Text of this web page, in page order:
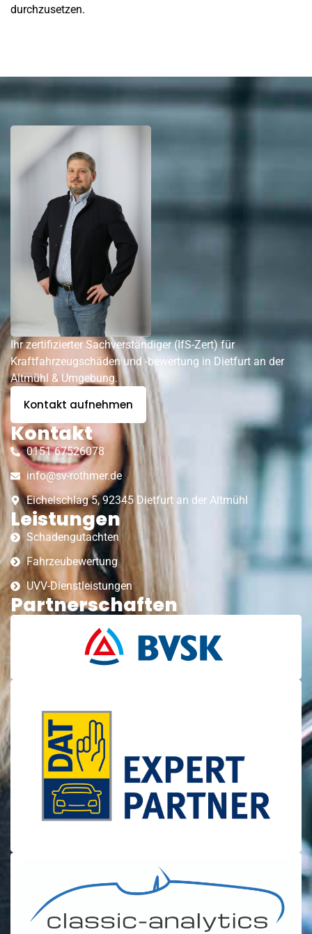
durchzusetzen.
Ihr zertifizierter Sachverständiger (IfS-Zert) für
Kraftfahrzeugschäden und -bewertung in Dietfurt an der
Altmühl & Umgebung.
Kontakt aufnehmen
Kontakt
0151 67526078
info@sv-rothmer.de
Eichelschlag 5, 92345 Dietfurt an der Altmühl
Leistungen
Schadengutachten
Fahrzeubewertung
UVV-Dienstleistungen
Partnerschaften